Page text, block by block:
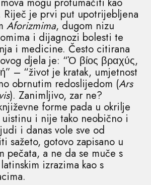
Riječ je prvi put upotrijebljena
Aforizmima, dugom nizu
i dijagnozi bolesti te
i medicine. Često citirana
djela je: “Ὁ βίος βραχύς,
– “život je kratak, umjetnost
obrnutim redoslijedom (Ars
). Zanimljivo, zar ne?
forme pada u okrilje
i nije tako neobično i
i danas vole sve od
sažeto, gotovo zapisano u
pečata, a ne da se muče s
izrazima kao s